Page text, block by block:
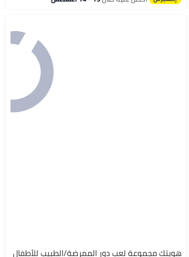
هويتك مجموعة لعب دور الممرضة/الطبيب للأطفال